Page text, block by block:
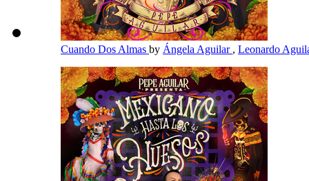
Cuando Dos Almas by Ángela Aguilar , Leonardo